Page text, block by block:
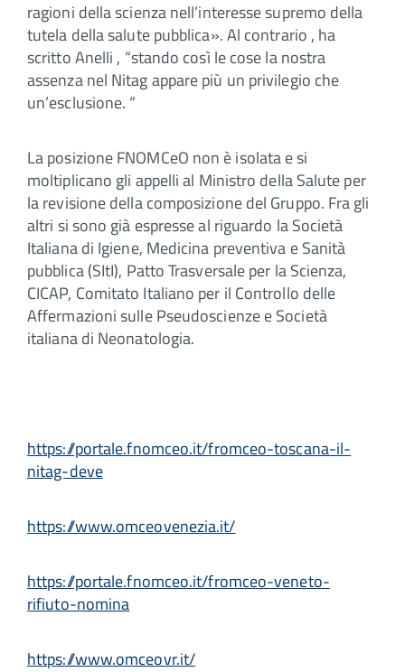
ragioni della scienza nell’interesse supremo della
tutela della salute pubblica». Al contrario , ha
scritto Anelli , “stando così le cose la nostra
assenza nel Nitag appare più un privilegio che
un’esclusione. “
La posizione FNOMCeO non è isolata e si
moltiplicano gli appelli al Ministro della Salute per
la revisione della composizione del Gruppo. Fra gli
altri si sono già espresse al riguardo la Società
Italiana di Igiene, Medicina preventiva e Sanità
pubblica (SItI), Patto Trasversale per la Scienza,
CICAP, Comitato Italiano per il Controllo delle
Affermazioni sulle Pseudoscienze e Società
italiana di Neonatologia.
https://portale.fnomceo.it/fromceo-toscana-il-
nitag-deve
https://www.omceovenezia.it/
https://portale.fnomceo.it/fromceo-veneto-
rifiuto-nomina
https://www.omceovr.it/